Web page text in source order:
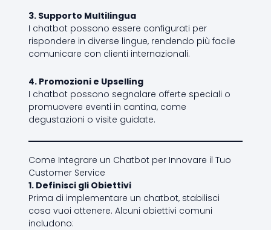
3. Supporto Multilingua
I chatbot possono essere configurati per
rispondere in diverse lingue, rendendo più facile
comunicare con clienti internazionali.
4. Promozioni e Upselling
I chatbot possono segnalare offerte speciali o
promuovere eventi in cantina, come
degustazioni o visite guidate.
Come Integrare un Chatbot per Innovare il Tuo
Customer Service
1. Definisci gli Obiettivi
Prima di implementare un chatbot, stabilisci
cosa vuoi ottenere. Alcuni obiettivi comuni
includono: